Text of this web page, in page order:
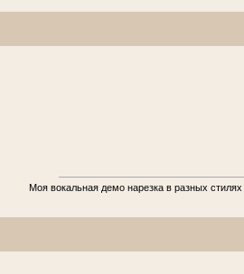
Моя вокальная демо нарезка в разных стилях